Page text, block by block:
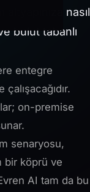
nasıl
bulut tabanlı
entegre
on-premise
senaryosu,
bir köprü ve
AI tam da bu